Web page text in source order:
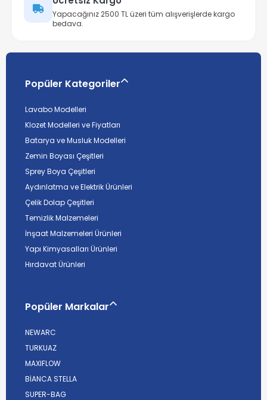
Yapacağınız 2500 TL üzeri tüm alışverişlerde kargo
bedava.
Popüler Kategoriler
Lavabo Modelleri
Klozet Modelleri ve Fiyatları
Batarya ve Musluk Modelleri
Zemin Boyası Çeşitleri
Sprey Boya Çeşitleri
Aydınlatma ve Elektrik Ürünleri
Çelik Dolap Çeşitleri
Temizlik Malzemeleri
İnşaat Malzemeleri Ürünleri
Yapı Kimyasalları Ürünleri
Hırdavat Ürünleri
Popüler Markalar
NEWARC
TURKUAZ
MAXIFLOW
BİANCA STELLA
SUPER-BAG